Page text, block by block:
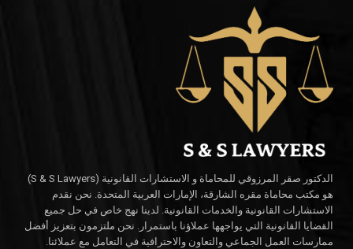
الدكتور صقر المرزوقي للمحاماة و الاستشارات القانونية (S & S Lawyers)
هو مكتب محاماة مقره الشارقة، الإمارات العربية المتحدة. نحن نقدم
الاستشارات القانونية والخدمات القانونية. لدينا نهج خاص في حل جميع
القضايا القانونية التي يواجهها عملاؤنا باستمرار. نحن ملتزمون بتعزيز أفضل
ممارسات العمل الجماعي والتعاون والاحترافية في التعامل مع عملائنا.